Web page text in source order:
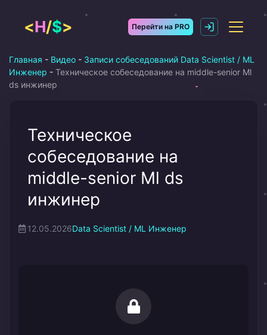
содержимому
<H/$> Перейти на PRO
Главная - Видео - Записи собеседований Data Scientist / ML
Инженер - Техническое собеседование на middle-senior Ml
ds инжинер
Техническое
собеседование на
middle-senior Ml ds
инжинер
12.05.2026Data Scientist / ML Инженер